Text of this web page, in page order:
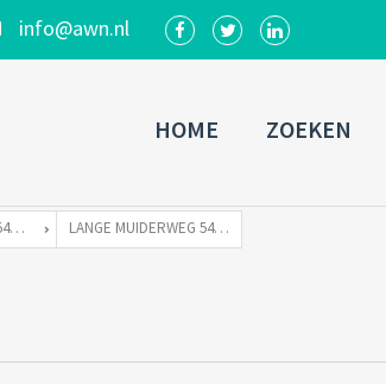
info@awn.nl
HOME ZOEKEN
LANGE MUIDERWEG 542 TE 1382 LC WEESP LANGE MUIDERWEG 542 WEESP-51